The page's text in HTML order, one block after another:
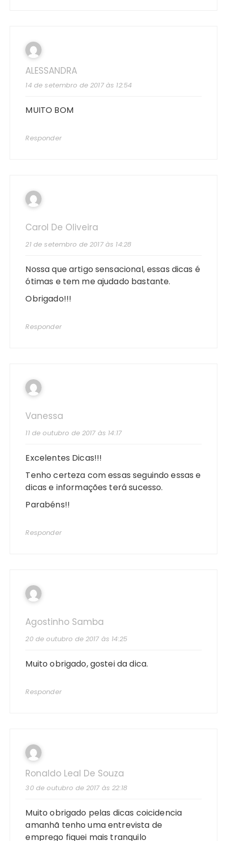
ALESSANDRA
14 de setembro de 2017 às 12:54
MUITO BOM
Responder
Carol De Oliveira
21 de setembro de 2017 às 14:28
Nossa que artigo sensacional, essas dicas é
ótimas e tem me ajudado bastante.
Obrigado!!!
Responder
Vanessa
11 de outubro de 2017 às 14:17
Excelentes Dicas!!!
Tenho certeza com essas seguindo essas e
dicas e informações terá sucesso.
Parabéns!!
Responder
Agostinho Samba
20 de outubro de 2017 às 14:25
Muito obrigado, gostei da dica.
Responder
Ronaldo Leal De Souza
30 de outubro de 2017 às 22:18
Muito obrigado pelas dicas coicidencia
amanhã tenho uma entrevista de
emprego fiquei mais tranquilo